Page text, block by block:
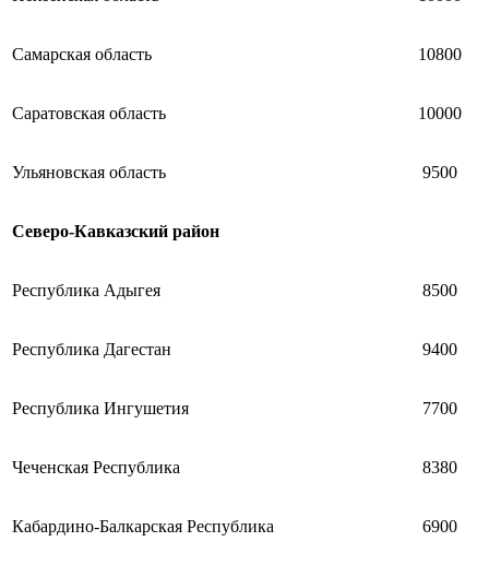
Самарская область 10800
Саратовская область 10000
Ульяновская область 9500
Северо-Кавказский район
Республика Адыгея 8500
Республика Дагестан 9400
Республика Ингушетия 7700
Чеченская Республика 8380
Кабардино-Балкарская Республика 6900